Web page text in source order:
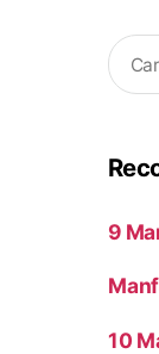
Search
for:
9
10